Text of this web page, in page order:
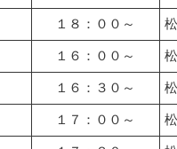
１８：００～
１６：００～
１６：３０～
１７：００～